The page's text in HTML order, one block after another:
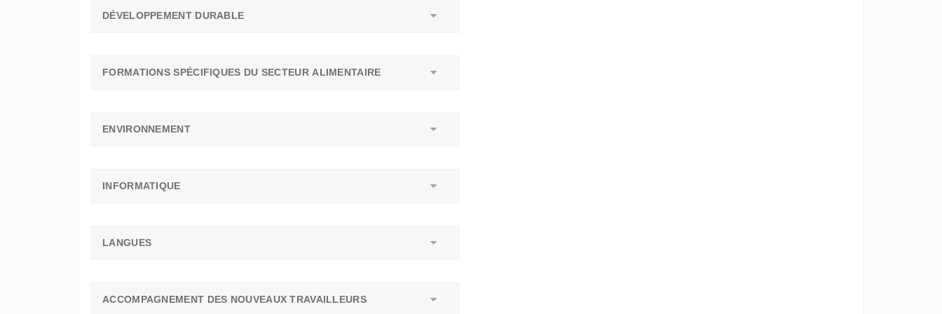
DÉVELOPPEMENT DURABLE
FORMATIONS SPÉCIFIQUES DU SECTEUR ALIMENTAIRE
ENVIRONNEMENT
INFORMATIQUE
LANGUES
ACCOMPAGNEMENT DES NOUVEAUX TRAVAILLEURS